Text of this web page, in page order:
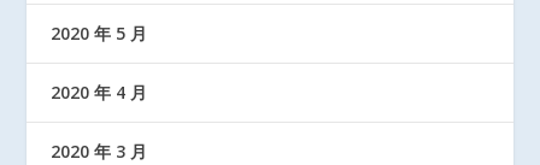
2020 年 5 月
2020 年 4 月
2020 年 3 月